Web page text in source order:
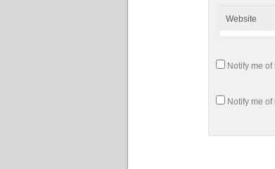
Website
Notify me
Notify me